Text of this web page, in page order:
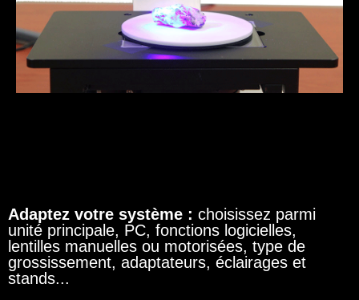
Adaptez votre système : choisissez parmi
unité principale, PC, fonctions logicielles,
lentilles manuelles ou motorisées, type de
grossissement, adaptateurs, éclairages et
stands...